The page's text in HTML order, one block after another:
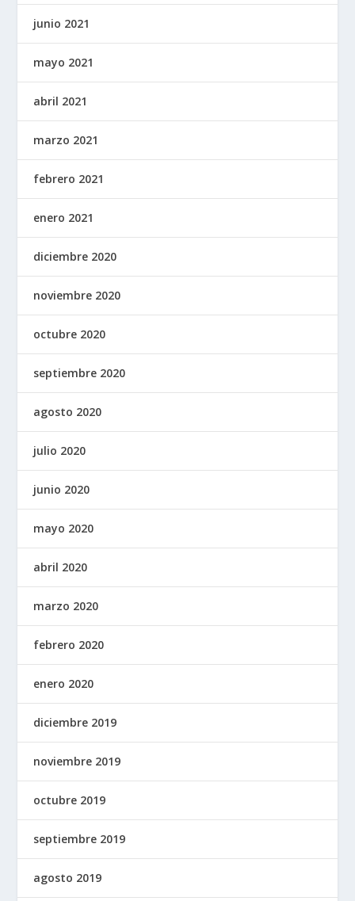
junio 2021
mayo 2021
abril 2021
marzo 2021
febrero 2021
enero 2021
diciembre 2020
noviembre 2020
octubre 2020
septiembre 2020
agosto 2020
julio 2020
junio 2020
mayo 2020
abril 2020
marzo 2020
febrero 2020
enero 2020
diciembre 2019
noviembre 2019
octubre 2019
septiembre 2019
agosto 2019